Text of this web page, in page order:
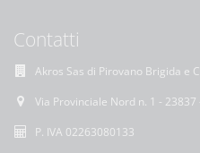
Contatti
Akros Sas di Pirovano Brigida e C.
Via Provinciale Nord n. 1 - 23837
P. IVA 02263080133